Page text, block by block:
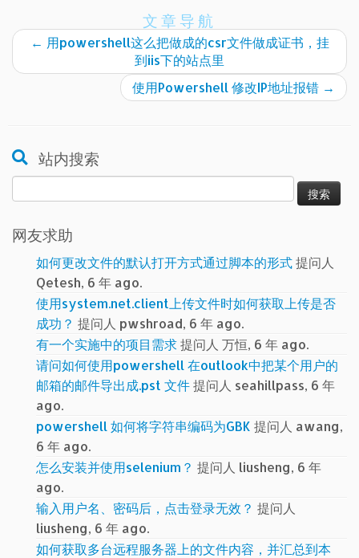
文章导航
← 用powershell这么把做成的csr文件做成证书，挂
到iis下的站点里
使用Powershell 修改IP地址报错 →
站内搜索
索：
网友求助
如何更改文件的默认打开方式通过脚本的形式提问人
Qetesh, 6 年 ago.
使用system.net.client上传文件时如何获取上传是否
成功？ 提问人 pwshroad, 6 年 ago.
有一个实施中的项目需求提问人 万恒, 6 年 ago.
请问如何使用powershell 在outlook中把某个用户的
邮箱的邮件导出成.pst 文件提问人 seahillpass, 6 年
ago.
powershell 如何将字符串编码为GBK 提问人 awang,
6 年 ago.
怎么安装并使用selenium？ 提问人 liusheng, 6 年
ago.
输入用户名、密码后，点击登录无效？ 提问人
liusheng, 6 年 ago.
如何获取多台远程服务器上的文件内容，并汇总到本